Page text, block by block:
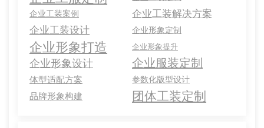
企业工装案例
企业工装解决方案
企业工装设计
企业形象定制
企业形象打造 企业形象提升
企业形象设计 企业服装定制
体型适配方案 参数化版型设计
品牌形象构建 团体工装定制